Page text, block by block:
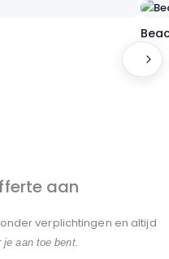
aan
verplichtingen en altijd
je aan toe bent.